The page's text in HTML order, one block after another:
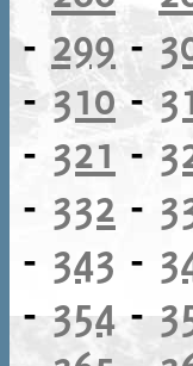
- 299 -
- 310-
- 321 -
- 332 -
- 343 -
-354 -